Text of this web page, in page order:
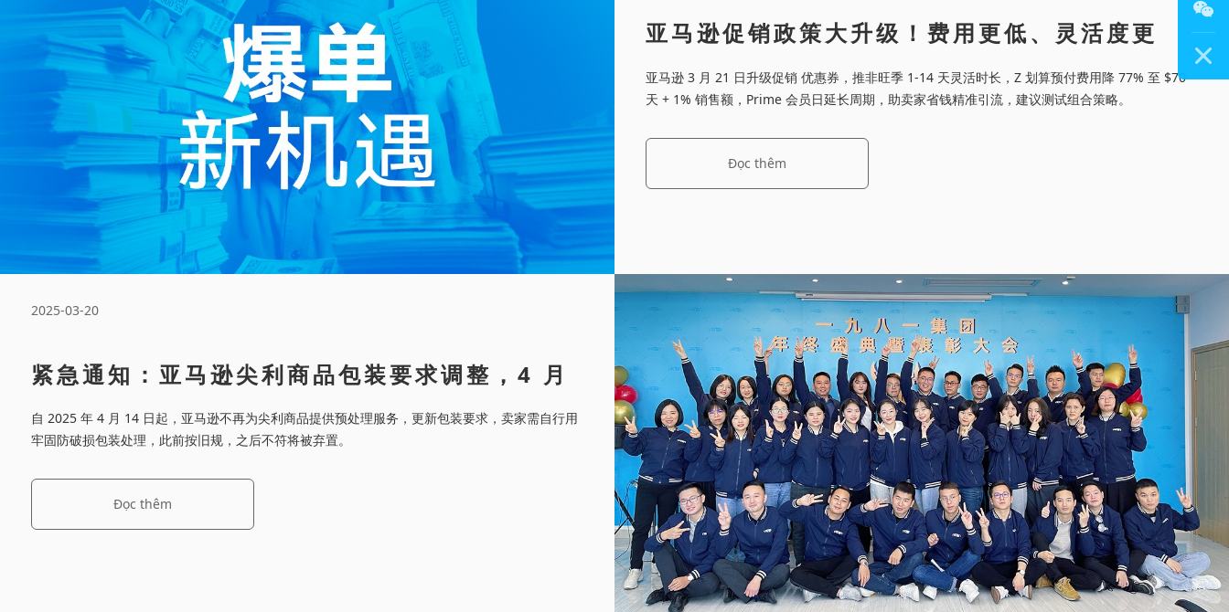
亚马逊促销政策大升级！费用更低、灵活度更
高。
亚马逊 3 月 21 日升级促销 优惠券，推非旺季 1-14 天灵活时长，Z 划算预付费用降 77% 至 $70
天 + 1% 销售额，Prime 会员日延长周期，助卖家省钱精准引流，建议测试组合策略。
Đọc thêm
2025-03-20
紧急通知：亚马逊尖利商品包装要求调整，4 月
14 日生效
自 2025 年 4 月 14 日起，亚马逊不再为尖利商品提供预处理服务，更新包装要求，卖家需自行用
牢固防破损包装处理，此前按旧规，之后不符将被弃置。
Đọc thêm